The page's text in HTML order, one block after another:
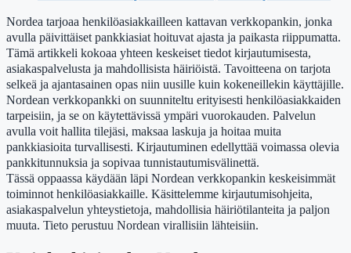
Nordea tarjoaa henkilöasiakkailleen kattavan verkkopankin, jonka
avulla päivittäiset pankkiasiat hoituvat ajasta ja paikasta riippumatta.
Tämä artikkeli kokoaa yhteen keskeiset tiedot kirjautumisesta,
asiakaspalvelusta ja mahdollisista häiriöistä. Tavoitteena on tarjota
selkeä ja ajantasainen opas niin uusille kuin kokeneillekin käyttäjille.
Nordean verkkopankki on suunniteltu erityisesti henkilöasiakkaiden
tarpeisiin, ja se on käytettävissä ympäri vuorokauden. Palvelun
avulla voit hallita tilejäsi, maksaa laskuja ja hoitaa muita
pankkiasioita turvallisesti. Kirjautuminen edellyttää voimassa olevia
pankkitunnuksia ja sopivaa tunnistautumisvälinettä.
Tässä oppaassa käydään läpi Nordean verkkopankin keskeisimmät
toiminnot henkilöasiakkaille. Käsittelemme kirjautumisohjeita,
asiakaspalvelun yhteystietoja, mahdollisia häiriötilanteita ja paljon
muuta. Tieto perustuu Nordean virallisiin lähteisiin.